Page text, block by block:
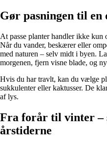
Gør pasningen til en
At passe planter handler ikke
Når du vander, beskærer eller
med naturen – selv midt i byen.
morgenen, fjern visne blade, og
Hvis du har travlt, kan du vælge
sukkulenter eller kaktusser. De
af lys.
Fra forår til vinter –
årstiderne